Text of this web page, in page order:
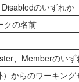
のいずれか
クの名前
、Memberのいず
からのワーキン